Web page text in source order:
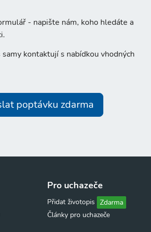
- napište nám, koho hledáte a
kontaktují s nabídkou vhodných
poptávku zdarma
Pro uchazeče
Přidat životopis Zdarma
Články pro uchazeče